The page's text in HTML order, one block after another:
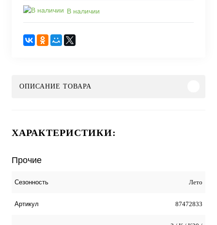
В наличии
ОПИСАНИЕ ТОВАРА
ХАРАКТЕРИСТИКИ:
Прочие
Сезонность Лето
Артикул 87472833